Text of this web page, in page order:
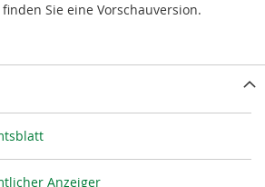
Sie eine Vorschauversion.
Anzeiger